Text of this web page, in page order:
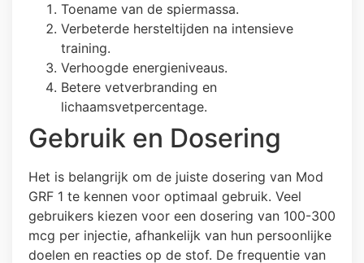
Toename van de spiermassa.
Verbeterde hersteltijden na intensieve
training.
Verhoogde energieniveaus.
Betere vetverbranding en
lichaamsvetpercentage.
Gebruik en Dosering
Het is belangrijk om de juiste dosering van Mod
GRF 1 te kennen voor optimaal gebruik. Veel
gebruikers kiezen voor een dosering van 100-300
mcg per injectie, afhankelijk van hun persoonlijke
doelen en reacties op de stof. De frequentie van